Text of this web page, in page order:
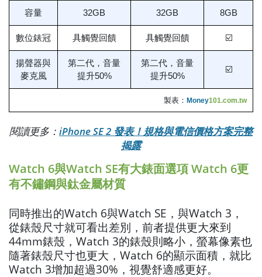
容量 32GB 32GB 8GB
數位錶冠 具觸覺回饋 具觸覺回饋 ☑️
揚聲器與
麥克風
第二代，音量
提升50%
第二代，音量
提升50%
☑️
製表： Money101.com.tw
閱讀更多： iPhone SE 2 發表！規格與電信價格方案完整
揭露
Watch 6與Watch SE有大錶面選項 Watch 6更
有不鏽鋼與鈦金屬材質
同時推出的Watch 6與Watch SE，與Watch 3，
從錶殼尺寸就可看出差別，前者提供更大來到
44mm錶殼，Watch 3的錶殼則略小，螢幕像素也
隨著錶殼尺寸也更大，Watch 6的顯示面積，就比
Watch 3增加超過30%，視覺舒適感更好。